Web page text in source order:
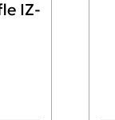
IZ-